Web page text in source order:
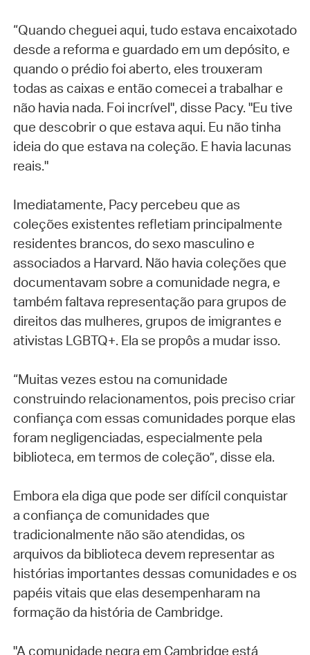
“Quando cheguei aqui, tudo estava encaixotado
desde a reforma e guardado em um depósito, e
quando o prédio foi aberto, eles trouxeram
todas as caixas e então comecei a trabalhar e
não havia nada. Foi incrível", disse Pacy. "Eu tive
que descobrir o que estava aqui. Eu não tinha
ideia do que estava na coleção. E havia lacunas
reais."
Imediatamente, Pacy percebeu que as
coleções existentes refletiam principalmente
residentes brancos, do sexo masculino e
associados a Harvard. Não havia coleções que
documentavam sobre a comunidade negra, e
também faltava representação para grupos de
direitos das mulheres, grupos de imigrantes e
ativistas LGBTQ+. Ela se propôs a mudar isso.
“Muitas vezes estou na comunidade
construindo relacionamentos, pois preciso criar
confiança com essas comunidades porque elas
foram negligenciadas, especialmente pela
biblioteca, em termos de coleção”, disse ela.
Embora ela diga que pode ser difícil conquistar
a confiança de comunidades que
tradicionalmente não são atendidas, os
arquivos da biblioteca devem representar as
histórias importantes dessas comunidades e os
papéis vitais que elas desempenharam na
formação da história de Cambridge.
"A comunidade negra em Cambridge está